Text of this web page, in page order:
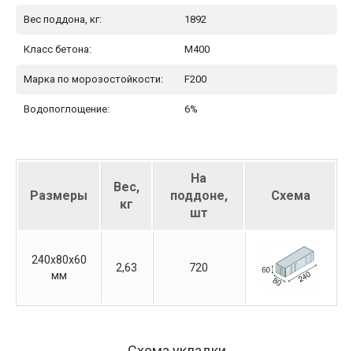
Вес поддона, кг: 1892
Класс бетона: М400
Марка по морозостойкости: F200
Водопоглощение: 6%
Размеры
Вес,
кг
На
поддоне,
шт
Схема
240х80х60
мм
2,63 720